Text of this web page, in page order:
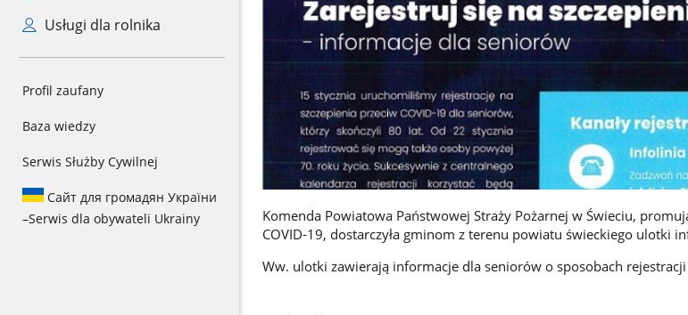
Usługi dla rolnika
Profil zaufany
Baza wiedzy
Serwis Służby Cywilnej
Сайт для громадян України
–Serwis dla obywateli Ukrainy
Komenda Powiatowa Państwowej Straży Pożarnej w Świeciu,
COVID-19, dostarczyła gminom z terenu powiatu świeckiego ulotki
Ww. ulotki zawierają informacje dla seniorów o sposobach rejestracji